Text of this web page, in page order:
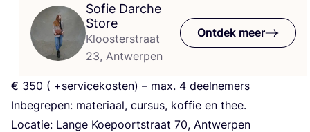
Sofie Darche
Store
Kloosterstraat
23, Antwerpen
Ontdek meer
€ 350 ( +ser­vi­ce­kos­ten) – max. 4 deelnemers
Inbe­gre­pen: mate­ri­aal, cur­sus, kof­fie en thee.
Loca­tie: Lan­ge Koe­poort­straat 70, Ant­wer­pen